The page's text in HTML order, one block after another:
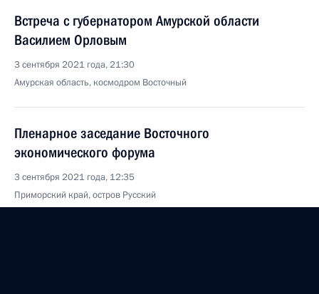
Встреча с губернатором Амурской области
Василием Орловым
3 сентября 2021 года, 21:30
Амурская область, космодром Восточный
Пленарное заседание Восточного
экономического форума
3 сентября 2021 года, 12:35
Приморский край, остров Русский